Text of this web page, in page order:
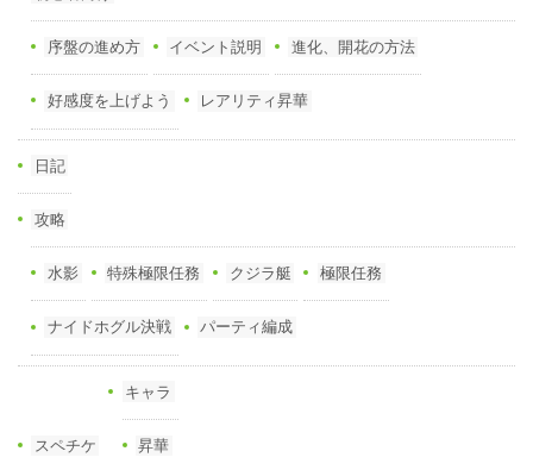
序盤の進め方 イベント説明 進化、開花の方法
好感度を上げよう レアリティ昇華
日記
攻略
水影 特殊極限任務 クジラ艇 極限任務
ナイドホグル決戦 パーティ編成
スペチケ
キャラ
昇華